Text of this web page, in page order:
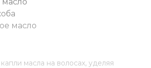
масло
масла на волосах, уделяя